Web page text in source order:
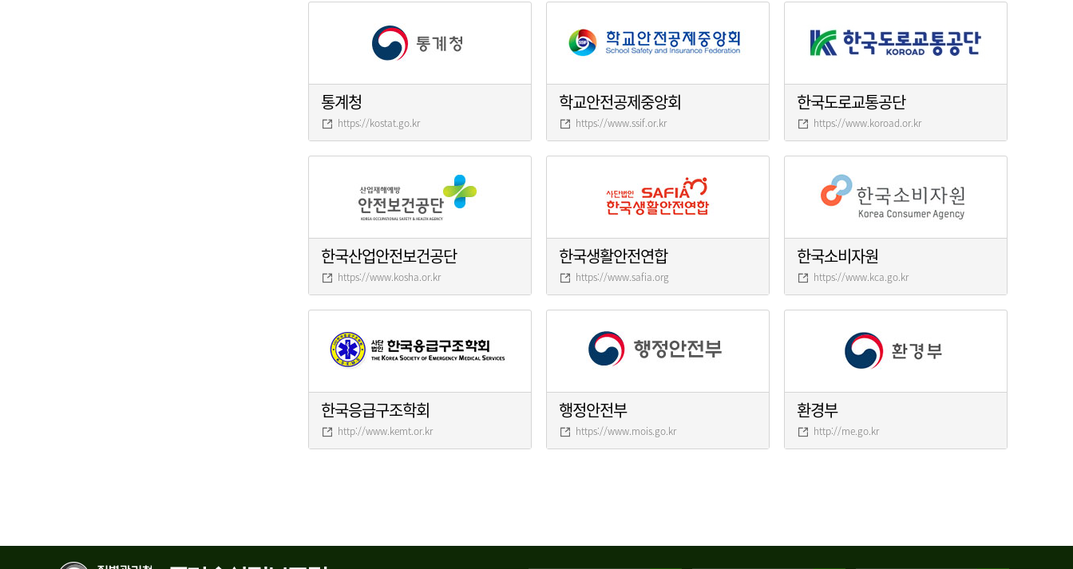
통계청
https://kostat.go.kr
학교안전공제중앙회
https://www.ssif.or.kr
한국도로교통공단
https://www.koroad.or.kr
한국산업안전보건공단
https://www.kosha.or.kr
한국생활안전연합
https://www.safia.org
한국소비자원
https://www.kca.go.kr
한국응급구조학회
http://www.kemt.or.kr
행정안전부
https://www.mois.go.kr
환경부
http://me.go.kr